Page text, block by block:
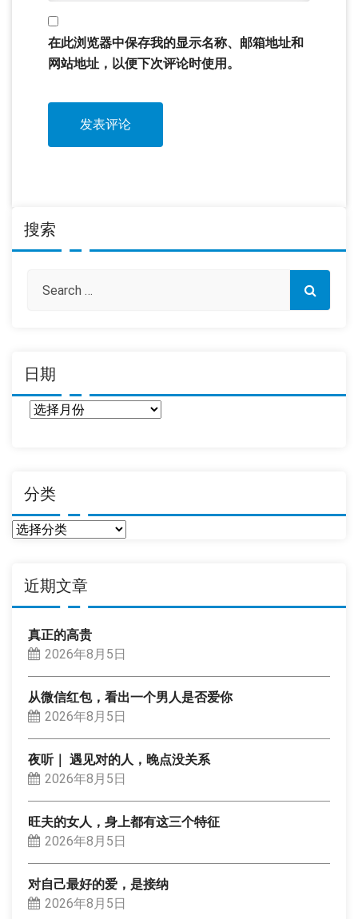
在此浏览器中保存我的显示名称、邮箱地址和
网站地址，以便下次评论时使用。
搜索
日期
分类
分
近期文章
真正的高贵
2026年8月5日
从微信红包，看出一个男人是否爱你
2026年8月5日
夜听｜ 遇见对的人，晚点没关系
2026年8月5日
旺夫的女人，身上都有这三个特征
2026年8月5日
对自己最好的爱，是接纳
2026年8月5日